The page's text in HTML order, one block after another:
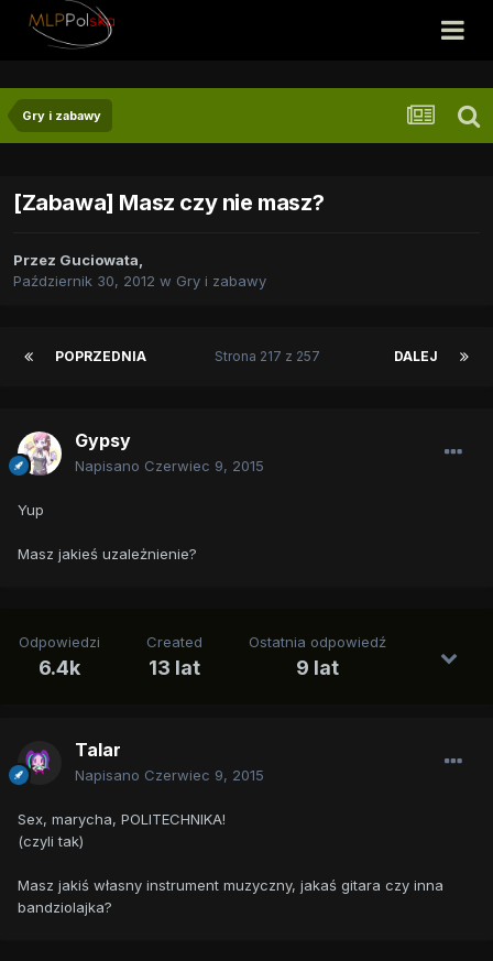
Gry i zabawy
[Zabawa] Masz czy nie masz?
Przez Guciowata,
Październik 30, 2012 w Gry i zabawy
POPRZEDNIA DALEJ
Strona 217 z 257
Gypsy
Napisano Czerwiec 9, 2015
Yup
Masz jakieś uzależnienie?
Odpowiedzi
6.4k
Created
13 lat
Ostatnia odpowiedź
9 lat
Talar
Napisano Czerwiec 9, 2015
Sex, marycha, POLITECHNIKA!
(czyli tak)
Masz jakiś własny instrument muzyczny, jakaś gitara czy inna
bandziolajka?